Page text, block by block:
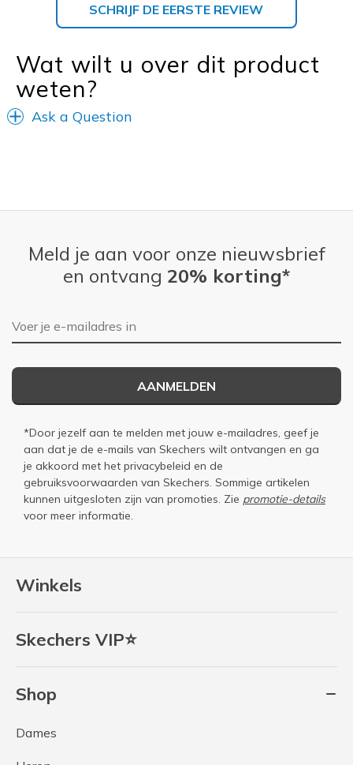
SCHRIJF DE EERSTE REVIEW
Wat wilt u over dit product
weten?
Ask a Question
Winkels
Skechers VIP⭐
Shop
Dames
Meld je aan voor onze nieuwsbrief
en ontvang 20% korting*
E-mailadres
AANMELDEN
*Door jezelf aan te melden met jouw e-mailadres, geef je
aan dat je de e-mails van Skechers wilt ontvangen en ga
je akkoord met het privacybeleid en de
gebruiksvoorwaarden van Skechers. Sommige artikelen
kunnen uitgesloten zijn van promoties. Zie promotie-details
voor meer informatie.